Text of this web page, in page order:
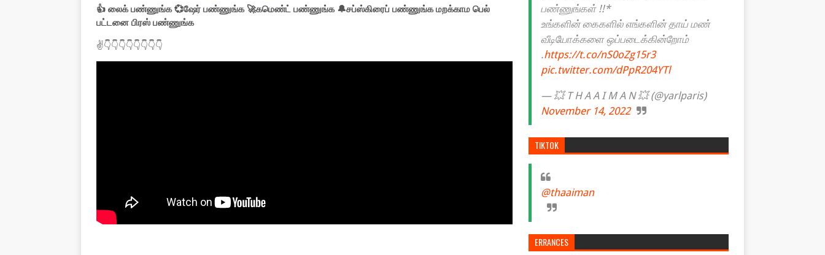
👍 லைக் பண்ணுங்க 💞ஷேர் பண்ணுங்க 🚀கமெண்ட் பண்ணுங்க 🔔சப்ஸ்கிரைப் பண்ணுங்க மறக்காம பெல்
பட்டனை பிரஸ் பண்ணுங்க
✌👇👇👇👇👇👇👇👇
பண்ணுங்கள் !!*
உங்களின் கைகளில் எங்களின் தாய் மண்
வீடியோக்களை ஒப்படைக்கின்றோம்
.https://t.co/nS0oZg15r3
pic.twitter.com/dPpR204YTl
— 💥 T H A A I M A N 💥 (@yarlparis)
November 14, 2022
TIKTOK
@thaaiman
ERRANCES